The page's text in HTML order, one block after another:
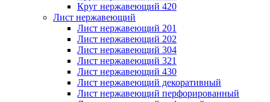
Круг нержавеющий 420
Лист нержавеющий
Лист нержавеющий 201
Лист нержавеющий 202
Лист нержавеющий 304
Лист нержавеющий 321
Лист нержавеющий 430
Лист нержавеющий декоративный
Лист нержавеющий перфорированный